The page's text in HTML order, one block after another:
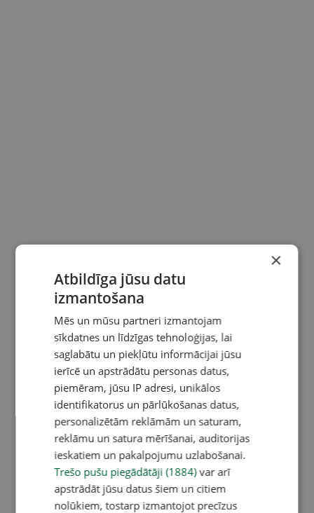
×
Atbildīga jūsu datu
izmantošana
Mēs un mūsu partneri izmantojam
sīkdatnes un līdzīgas tehnoloģijas, lai
saglabātu un piekļūtu informācijai jūsu
ierīcē un apstrādātu personas datus,
piemēram, jūsu IP adresi, unikālos
identifikatorus un pārlūkošanas datus,
personalizētām reklāmām un saturam,
reklāmu un satura mērīšanai, auditorijas
ieskatiem un pakalpojumu uzlabošanai.
Trešo pušu piegādātāji (1884)var arī
apstrādāt jūsu datus šiem un citiem
nolūkiem, tostarp izmantojot precīzus